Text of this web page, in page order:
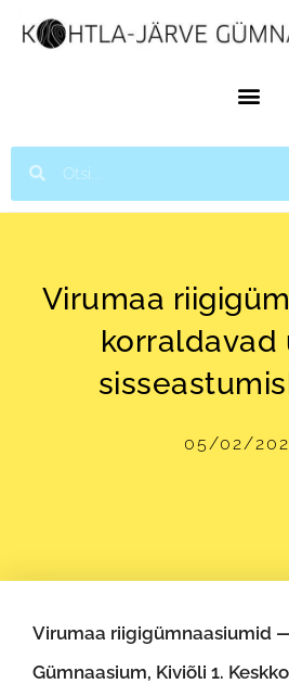
Virumaa
korraldavad
05/02/
Virumaa riigigümnaasiumid
Gümnaasium, Kiviõli 1.